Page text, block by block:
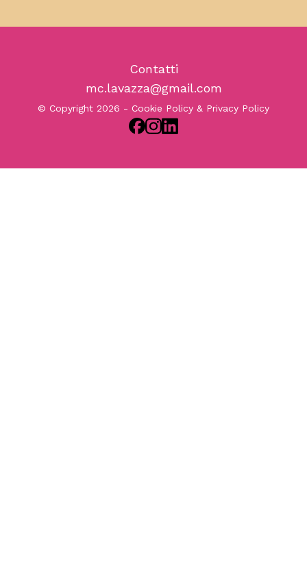
Contatti
mc.lavazza@gmail.com
© Copyright 2026 - Cookie Policy & Privacy Policy